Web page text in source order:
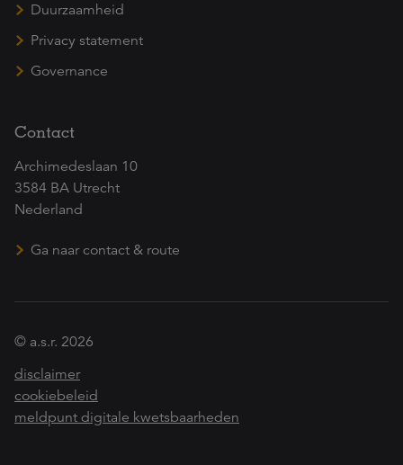
Duurzaamheid
Privacy statement
Governance
Contact
Archimedeslaan 10
3584 BA Utrecht
Nederland
Ga naar contact & route
© a.s.r. 2026
disclaimer
cookiebeleid
meldpunt digitale kwetsbaarheden